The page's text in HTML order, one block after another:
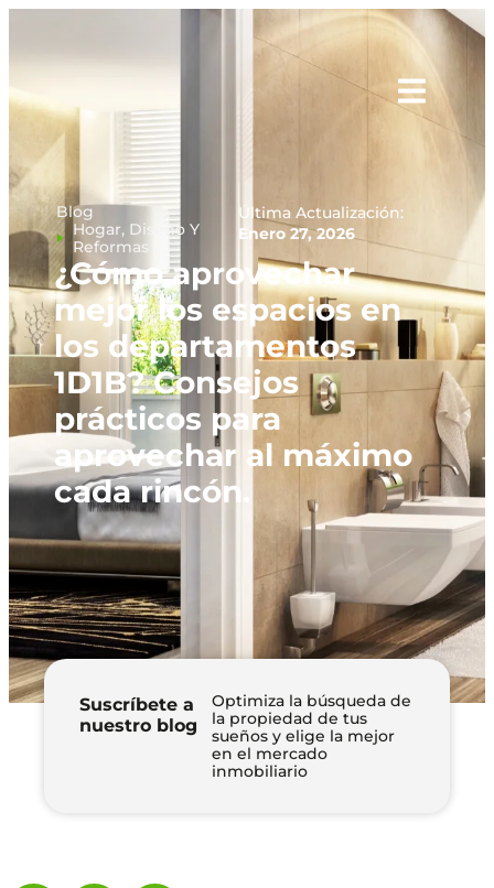
Blog
Hogar, Diseño Y
Reformas
Última Actualización:
Enero 27, 2026
¿Cómo aprovechar
mejor los espacios en
los departamentos
1D1B? Consejos
prácticos para
aprovechar al máximo
cada rincón.
Suscríbete a
nuestro blog
Optimiza la búsqueda de
la propiedad de tus
sueños y elige la mejor
en el mercado
inmobiliario